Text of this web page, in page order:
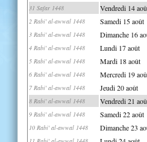
31 Safar 1448 Vendredi 14
2 Rabi' al-awwal 1448 Samedi 15 août
3 Rabi' al-awwal 1448 Dimanche 16
4 Rabi' al-awwal 1448 Lundi 17 août
5 Rabi' al-awwal 1448 Mardi 18 août
6 Rabi' al-awwal 1448 Mercredi 19
7 Rabi' al-awwal 1448 Jeudi 20 août
8 Rabi' al-awwal 1448 Vendredi 21
9 Rabi' al-awwal 1448 Samedi 22 août
10 Rabi' al-awwal 1448 Dimanche 23